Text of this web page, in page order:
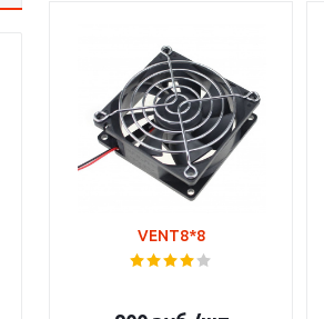
VENT8*8